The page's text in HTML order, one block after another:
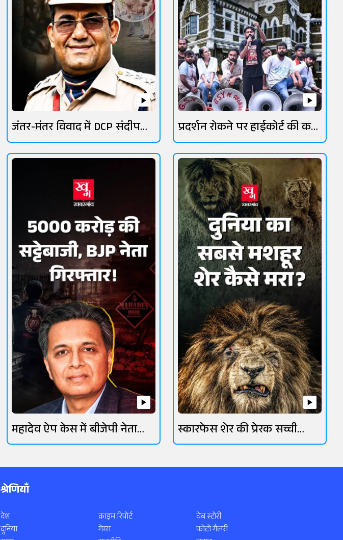
जंतर-मंतर विवाद में DCP संदीप
लांबा चर्चा में
प्रदर्शन रोकने पर हाईकोर्ट की कड़ी
फटकार
महादेव ऐप केस में बीजेपी नेता
गिरफ्तार
स्कारफेस शेर की प्रेरक सच्ची
कहानी
श्रेणियाँ
देश
दुनिया
क्राइम रिपोर्ट
गेम्स
वेब स्टोरी
फोटो गैलरी